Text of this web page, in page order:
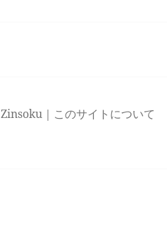
Zinsoku｜ このサイトについて